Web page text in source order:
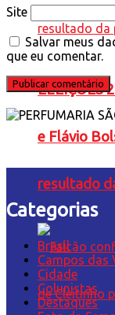
ELEIÇÕES
e Flávio
resultado
Site
Salvar meus
que eu comentar.
Categorias
Brasil
Campos das
Cidade
Colunistas
Destaques